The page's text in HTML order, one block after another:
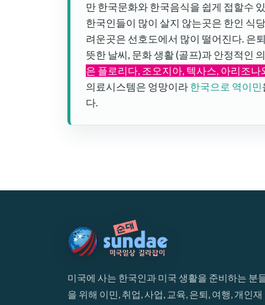
만 한국문화와 한국음식을 쉽게 접할수
한국인들이 많이 살지 않는곳은 한인 식
려운곳은 선호도에서 많이 떨어진다. 은
뜻한 날씨, 문화 생활 (골프)과 안정적인
은 플로리다, 조오지아, 텍사스, 아리조
의료시스템은 엉망이라한국으로 역이민
다.
미국에 사는 한국인과 미국 생활을 준비하는 분
을 위해 이민, 취업, 사업, 교육, 은퇴, 여행, 개인재